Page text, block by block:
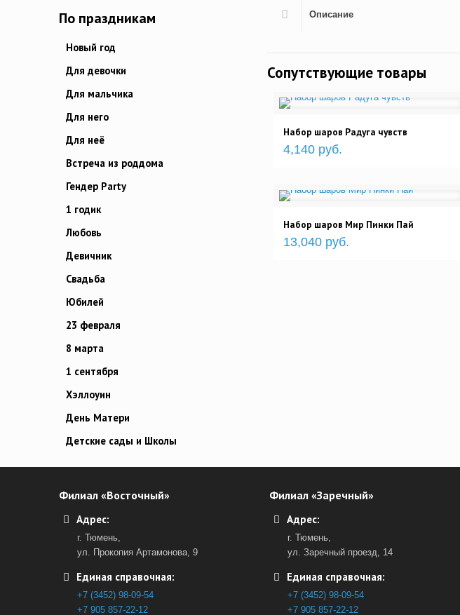
Описание
Сопутствующие товары
Набор шаров Радуга чувств
4,140 руб.
Набор шаров Мир Пинки Пай
13,040 руб.
По праздникам
Новый год
Для девочки
Для мальчика
Для него
Для неё
Встреча из роддома
Гендер Party
1 годик
Любовь
Девичник
Свадьба
Юбилей
23 февраля
8 марта
1 сентября
Хэллоуин
День Матери
Детские сады и Школы
Филиал «Восточный»
Адрес:
г. Тюмень,
ул. Прокопия Артамонова, 9
Единая справочная:
+7 (3452) 98-09-54
+7 905 857-22-12
Филиал «Заречный»
Адрес:
г. Тюмень,
ул. Заречный проезд, 14
Единая справочная:
+7 (3452) 98-09-54
+7 905 857-22-12